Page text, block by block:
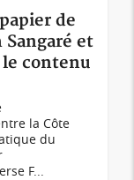
de
Sangaré et
contenu
la Côte
du
F...